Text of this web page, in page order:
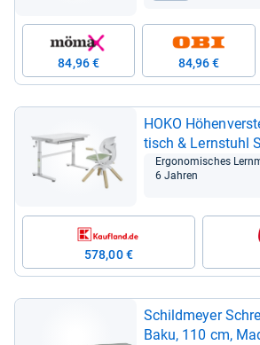
84,96 € 84,96 €
HOKO
tisch & Lern­stuhl
Ergo­no­mi­sches
6 Jah­ren
578,00 €
Schild­meyer
Baku, 110 cm,